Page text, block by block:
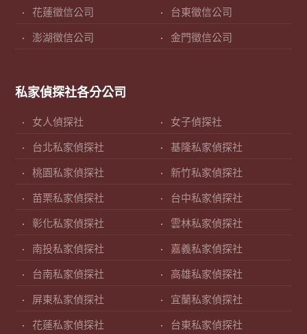
花蓮徵信公司 台東徵信公司
澎湖徵信公司 金門徵信公司
私家偵探社各分公司
女人偵探社 女子偵探社
台北私家偵探社 基隆私家偵探社
桃園私家偵探社 新竹私家偵探社
苗栗私家偵探社 台中私家偵探社
彰化私家偵探社 雲林私家偵探社
南投私家偵探社 嘉義私家偵探社
台南私家偵探社 高雄私家偵探社
屏東私家偵探社 宜蘭私家偵探社
花蓮私家偵探社 台東私家偵探社